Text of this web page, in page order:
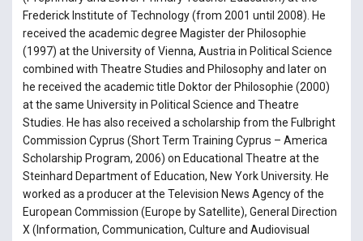
Frederick Institute of Technology (from 2001 until 2008). He
received the academic degree Magister der Philosophie
(1997) at the University of Vienna, Austria in Political Science
combined with Theatre Studies and Philosophy and later on
he received the academic title Doktor der Philosophie (2000)
at the same University in Political Science and Theatre
Studies. He has also received a scholarship from the Fulbright
Commission Cyprus (Short Term Training Cyprus – America
Scholarship Program, 2006) on Educational Theatre at the
Steinhard Department of Education, New York University. He
worked as a producer at the Television News Agency of the
European Commission (Europe by Satellite), General Direction
X (Information, Communication, Culture and Audiovisual